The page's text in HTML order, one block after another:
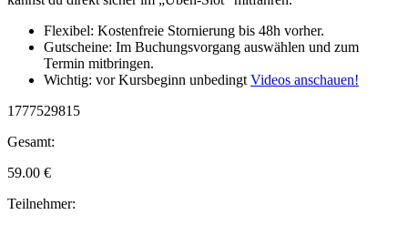
Flexibel: Kostenfreie Stornierung bis 48h vorher.
Gutscheine: Im Buchungsvorgang auswählen und zum
Termin mitbringen.
Wichtig: vor Kursbeginn unbedingt Videos anschauen!
1777529815
Gesamt:
59.00 €
Teilnehmer: